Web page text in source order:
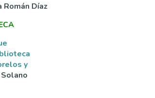
Román Díaz
y
Solano